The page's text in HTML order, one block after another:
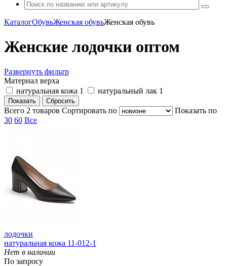
КаталогОбувьЖенская обувьЖенская обувь
Женские лодочки оптом
Развернуть фильтр
Материал верха
натуральная кожа 1 натуральный лак 1
Всего 2 товаров Cортировать по
Показать по
30 60 Все
лодочки
натуральная кожа 11-012-1
Нет в наличии
По запросу